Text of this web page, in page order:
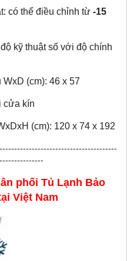
có thể điều chỉnh từ -15
kỹ thuật số với độ chính
(cm): 46 x 57
cửa kín
(cm): 120 x 74 x 192
phối Tủ Lạnh Bảo
Việt Nam